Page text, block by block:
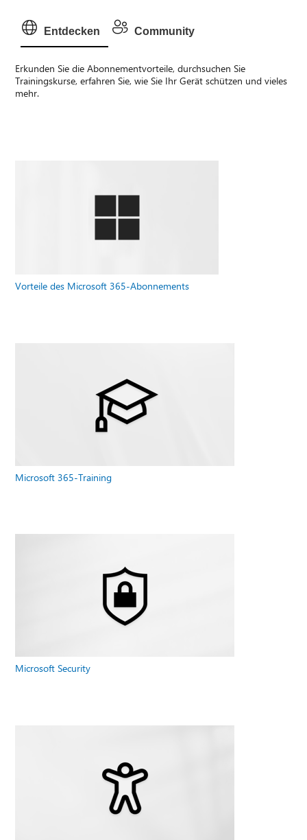
Entdecken Community
Erkunden Sie die Abonnementvorteile, durchsuchen Sie
Trainingskurse, erfahren Sie, wie Sie Ihr Gerät schützen und vieles
mehr.
Vorteile des Microsoft 365-Abonnements
Microsoft 365-Training
Microsoft Security